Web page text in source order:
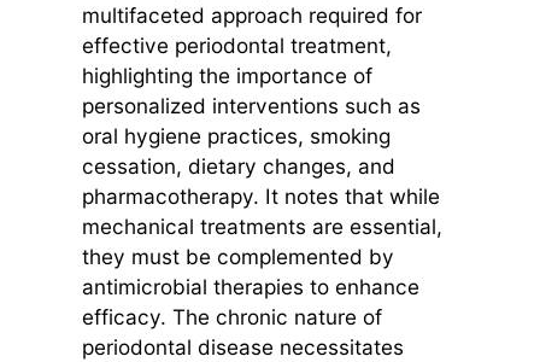
multifaceted approach required for
effective periodontal treatment,
highlighting the importance of
personalized interventions such as
oral hygiene practices, smoking
cessation, dietary changes, and
pharmacotherapy. It notes that while
mechanical treatments are essential,
they must be complemented by
antimicrobial therapies to enhance
efficacy. The chronic nature of
periodontal disease necessitates